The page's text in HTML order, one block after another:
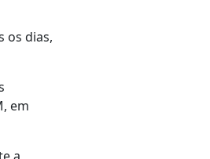
os dias,
em